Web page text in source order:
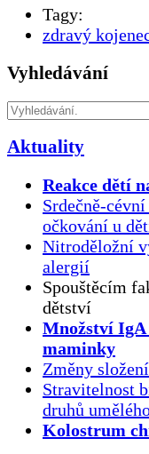
Tagy:
zdravý
Vyhledávání
Aktuality
Reakce dětí
Srdečně-
očkování u
Nitroděložní
alergií
Spouštěcím
dětství
Množství IgA
maminky
Změny
Stravitelnost
druhů
Kolostrum